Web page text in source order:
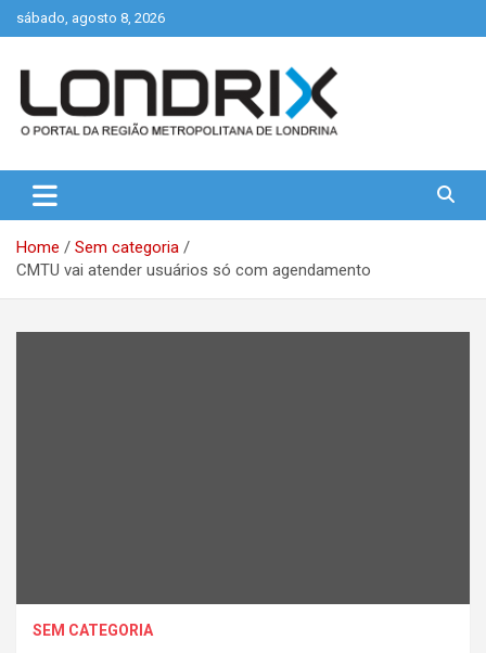
Skip
to
sábado, agosto 8, 2026
Londrix
Home
Sem categoria
CMTU vai atender usuários só com agendamento
SEM CATEGORIA